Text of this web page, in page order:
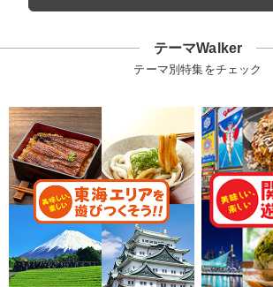
テーマWalker
テーマ別特集をチェック